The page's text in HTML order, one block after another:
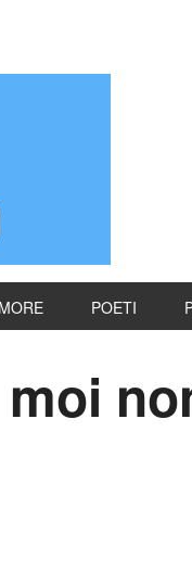
POETI